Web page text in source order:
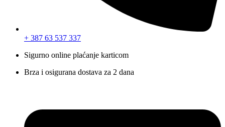
+ 387 63 537 337
Sigurno online plaćanje karticom
Brza i osigurana dostava za 2 dana